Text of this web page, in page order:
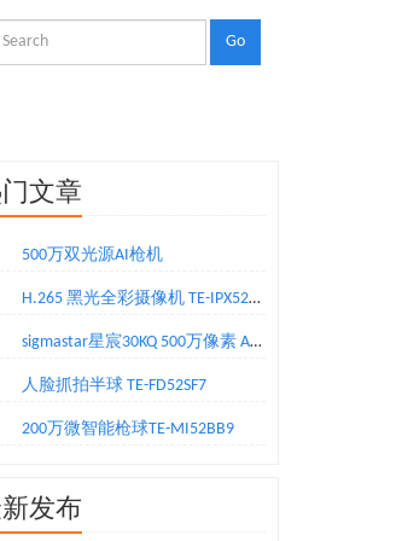
文章
500万双光源AI枪机
H.265 黑光全彩摄像机 TE-IPX52S6LB1
sigmastar星宸30KQ 500万像素 AI 模组
人脸抓拍半球 TE-FD52SF7
200万微智能枪球TE-MI52BB9
发布